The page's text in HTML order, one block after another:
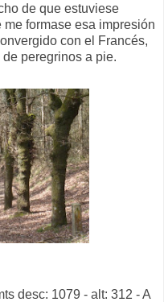
de que estuviese
me formase esa impresión
con el Francés,
peregrinos a pie.
desc: 1079 - alt: 312 - A